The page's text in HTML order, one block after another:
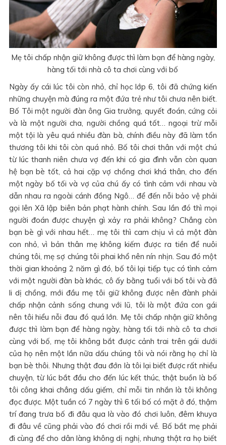
Mẹ tôi chấp nhận giữ không được thì làm bạn để hàng ngày,
hàng tối tới nhà cô ta chơi cùng với bố
Ngày ấy cái lúc tôi còn nhỏ, chỉ học lớp 6, tôi đã chứng kiến
những chuyện mà đúng ra một đứa trẻ như tôi chưa nên biết.
Bố Tôi một người đàn ông Gia trưởng, quyết đoán, cứng cỏi
và là một người cha, người chồng quá tốt… ngoại trừ mỗi
một tội là yêu quá nhiều đàn bà, chính điều này đã làm tổn
thương tôi khi tôi còn quá nhỏ. Bố tôi chơi thân với một chú
từ lúc thanh niên chưa vợ đến khi có gia đình vẫn còn quan
hệ bạn bè tốt, cả hai cặp vợ chồng chơi khá thân, cho đến
một ngày bố tối và vợ của chú ấy có tình cảm với nhau và
dẫn nhau ra ngoài cánh đồng Ngô… để đến nỗi bảo vệ phải
gọi lên Xã lập biên bản phạt hành chính. Sau lần đó thì mọi
người đoán được chuyện gì xảy ra phải không? Chẳng còn
bạn bè gì với nhau hết… mẹ tôi thì cam chịu vì cả một đàn
con nhỏ, vì bản thân mẹ không kiếm được ra tiền để nuôi
chúng tôi, mẹ sợ chúng tôi phai khổ nên nín nhịn. Sau đó một
thời gian khoảng 2 năm gì đó, bố tôi lại tiếp tục có tình cảm
với một người đàn bà khác, cô ấy bằng tuổi với bố tôi và đã
li dị chồng, mới đầu mẹ tôi giữ không được nên đành phải
chấp nhận cảnh sống chung với lũ, tôi là một đứa con gái
nên tôi hiểu nỗi đau đó quá lớn. Mẹ tôi chấp nhận giữ không
được thì làm bạn để hàng ngày, hàng tối tới nhà cô ta chơi
cùng với bố, mẹ tôi không bắt được cảnh trai trên gái dưới
của họ nên một lần nữa dấu chúng tôi và nói rằng họ chỉ là
bạn bè thôi. Nhưng thật đau đớn là tôi lại biết được rất nhiều
chuyện, từ lúc bắt đầu cho đến lúc kết thúc, thật buồn là bố
tôi công khai chẳng dấu giếm, chỉ mỗi tin nhắn là tôi không
đọc được. Một tuần có 7 ngày thì 6 tối bố có mặt ở đó, thậm
trí đang trưa bố đi đâu qua là vào đó chơi luôn, đêm khuya
đi đâu về cũng phải vào đó chơi rồi mới về. Bố bắt mẹ phải
đi cùng để cho dân làng không dị nghị, nhưng thật ra họ biết